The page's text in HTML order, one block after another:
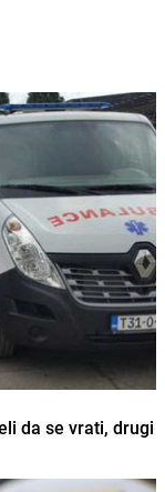
da se vrati, drugi